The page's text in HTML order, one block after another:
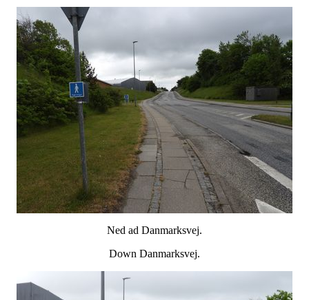
Ned ad Danmarksvej.
Down Danmarksvej.